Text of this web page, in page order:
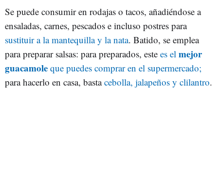
Se puede consumir en rodajas o tacos, añadiéndose a
ensaladas, carnes, pescados e incluso postres para
sustituir a la mantequilla y la nata. Batido, se emplea
para preparar salsas: para preparados, este es el mejor
guacamole que puedes comprar en el supermercado;
para hacerlo en casa, bastacebolla, jalapeños y clilantro.